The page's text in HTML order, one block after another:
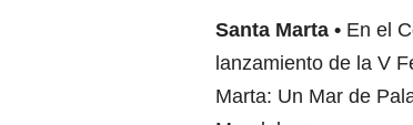
Santa Marta
En el
lanzamiento de la V
Marta: Un Mar de